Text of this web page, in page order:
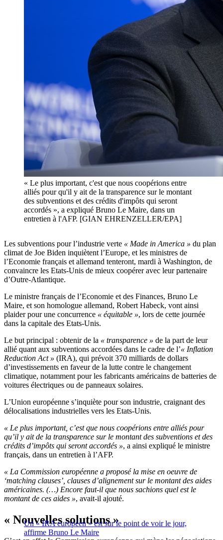
« Le plus important, c'est que nous coopérions entre
alliés pour qu'il y ait de la transparence sur le montant
des subventions et des crédits d'impôts qui seront
accordés », a expliqué Bruno Le Maire, dans un
entretien à l'AFP. [GIAN EHRENZELLER/EPA]
Les subventions pour l’industrie verte « Made in America » du plan
climat de Joe Biden inquiètent l’Europe, et les ministres de
l’Economie français et allemand tenteront, mardi à Washington, de
convaincre les Etats-Unis de mieux coopérer avec leur partenaire
d’Outre-Atlantique.
Le ministre français de l’Economie et des Finances, Bruno Le
Maire, et son homologue allemand, Robert Habeck, vont ainsi
plaider pour une concurrence « équitable », lors de cette journée
dans la capitale des Etats-Unis.
Le but principal : obtenir de la « transparence » de la part de leur
allié quant aux subventions accordées dans le cadre de l’« Inflation
Reduction Act » (IRA), qui prévoit 370 milliards de dollars
d’investissements en faveur de la lutte contre le changement
climatique, notamment pour les fabricants américains de batteries de
voitures électriques ou de panneaux solaires.
L’Union européenne s’inquiète pour son industrie, craignant des
délocalisations industrielles vers les Etats-Unis.
« Le plus important, c’est que nous coopérions entre alliés pour
qu’il y ait de la transparence sur le montant des subventions et des
crédits d’impôts qui seront accordés », a ainsi expliqué le ministre
français, dans un entretien à l’AFP.
« La Commission européenne a proposé la mise en oeuvre de
‘matching clauses’, clauses d’alignement sur le montant des aides
américaines. (…) Encore faut-il que nous sachions quel est le
montant de ces aides », avait-il ajouté.
Un « IRA européen » est sur le point de voir le jour,
affirme Bruno Le Maire
« Nouvelles solutions »